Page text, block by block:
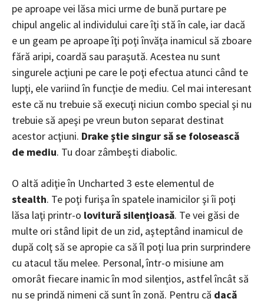
pe aproape vei lăsa mici urme de bună purtare pe
chipul angelic al individului care îţi stă în cale, iar dacă
e un geam pe aproape îţi poţi învăţa inamicul să zboare
fără aripi, coardă sau paraşută. Acestea nu sunt
singurele acţiuni pe care le poţi efectua atunci când te
lupţi, ele variind în funcţie de mediu. Cel mai interesant
este că nu trebuie să execuţi niciun combo special şi nu
trebuie să apeşi pe vreun buton separat destinat
acestor acţiuni. Drake ştie singur să se folosească
de mediu. Tu doar zâmbeşti diabolic.
O altă adiţie în Uncharted 3 este elementul de
stealth. Te poţi furişa în spatele inamicilor şi îi poţi
lăsa laţi printr-o lovitură silenţioasă. Te vei găsi de
multe ori stând lipit de un zid, aşteptând inamicul de
după colţ să se apropie ca să îl poţi lua prin surprindere
cu atacul tău melee. Personal, într-o misiune am
omorât fiecare inamic în mod silenţios, astfel încât să
nu se prindă nimeni că sunt în zonă. Pentru că dacă